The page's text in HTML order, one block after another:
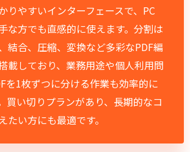
りやすいインターフェースで、PC
な方でも直感的に使えます。分割は
結合、圧縮、変換など多彩なPDF編
載しており、業務用途や個人利用問
を1枚ずつに分ける作業も効率的に
買い切りプランがあり、長期的なコ
たい方にも最適です。